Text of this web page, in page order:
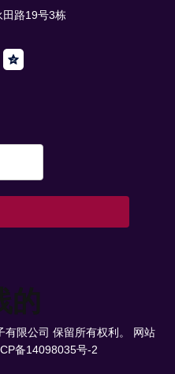
路19号3栋
的
有限公司 保留所有权利。 网站
备14098035号-2